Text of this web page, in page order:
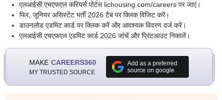
एलआईसी एचएफएल करियर्स पोर्टल lichousing.com/careers पर जाएं।
फिर, जूनियर असिस्टेंट भर्ती 2026 टैब पर क्लिक विजिट करें।
डाउनलोड एडमिट कार्ड पर क्लिक करें और आवश्यक विवरण दर्ज करें।
एलआईसी एचएफएल एडमिट कार्ड 2026 जांचें और प्रिंटआउट निकालें।
MAKE CAREERS360
MY TRUSTED SOURCE
Add as a preferred
source on google